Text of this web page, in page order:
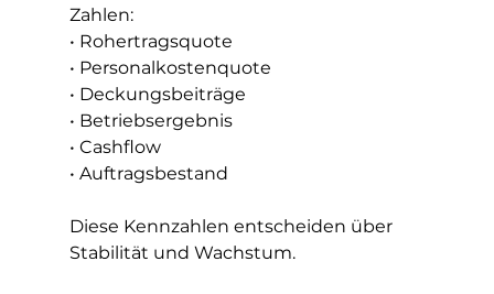
Zahlen:
• Rohertragsquote
• Personalkostenquote
• Deckungsbeiträge
• Betriebsergebnis
• Cashflow
• Auftragsbestand
Diese Kennzahlen entscheiden über
Stabilität und Wachstum.